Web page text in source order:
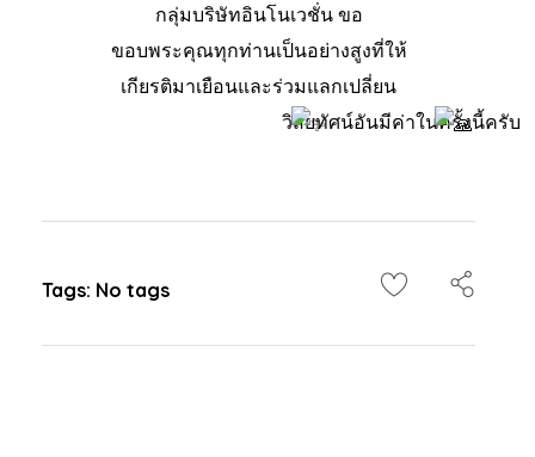
กลุ่มบริษัทอินโนเวชั่น ขอ
ขอบพระคุณทุกท่านเป็นอย่างสูงที่ให้
เกียรติมาเยือนและร่วมแลกเปลี่ยน
วิสัยทัศน์อันมีค่าในครั้งนี้ครับ
Tags: No tags